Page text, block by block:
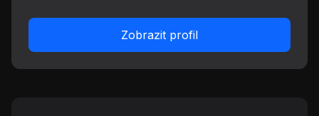
Zobrazit profil